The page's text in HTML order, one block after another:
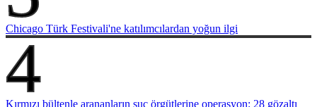
Chicago Türk Festivali'ne katılımcılardan yoğun ilgi
4
Kırmızı bültenle arananların suç örgütlerine operasyon: 28 gözaltı